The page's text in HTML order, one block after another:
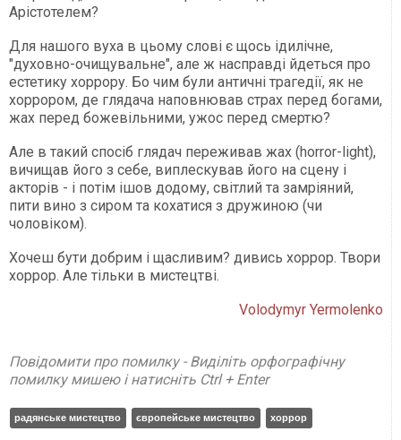
Арістотелем?
Для нашого вуха в цьому слові є щось ідилічне,
"духовно-очищувальне", але ж насправді йдеться про
естетику хоррору. Бо чим були античні трагедії, як не
хоррором, де глядача наповнював страх перед богами,
жах перед божевільними, ужос перед смертю?
Але в такий спосіб глядач переживав жах (horror-light),
вичищав його з себе, виплескував його на сцену і
акторів - і потім ішов додому, світлий та замріяний,
пити вино з сиром та кохатися з дружиною (чи
чоловіком).
Хочеш бути добрим і щасливим? дивись хоррор. Твори
хоррор. Але тільки в мистецтві.
Volodymyr Yermolenko
Повідомити про помилку - Виділіть орфографічну
помилку мишею і натисніть Ctrl + Enter
радянське мистецтво європейське мистецтво хоррор